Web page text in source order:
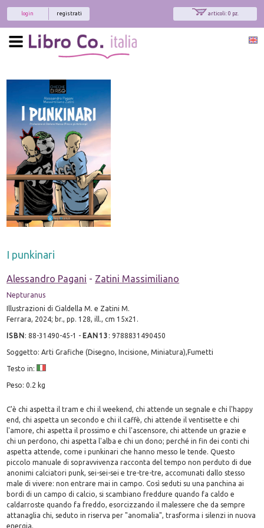
articoli: 0 pz.
registrati
login
I punkinari
Alessandro Pagani - Zatini Massimiliano
Nepturanus
Illustrazioni di Cialdella M. e Zatini M.
Ferrara, 2024; br., pp. 128, ill., cm 15x21.
ISBN:88-31490-45-1 - EAN13 :9788831490450
Soggetto: Arti Grafiche (Disegno, Incisione, Miniatura),Fumetti
Testo in:
Peso: 0.2 kg
C'è chi aspetta il tram e chi il weekend, chi attende un segnale e chi l'happy
end, chi aspetta un secondo e chi il caffè, chi attende il ventisette e chi
l'amore, chi aspetta il prossimo e chi l'ascensore, chi attende un grazie e
chi un perdono, chi aspetta l'alba e chi un dono; perché in fin dei conti chi
aspetta attende, come i punkinari che hanno messo le tende. Questo
piccolo manuale di sopravvivenza racconta del tempo non perduto di due
anonimi calciatori punk, sei-sei-sei e tre-tre-tre, accomunati dallo stesso
male di vivere: non entrare mai in campo. Così seduti su una panchina ai
bordi di un campo di calcio, si scambiano freddure quando fa caldo e
caldarroste quando fa freddo, esorcizzando il malessere che da sempre
attanaglia chi, seduto in riserva per "anomalia", trasforma i silenzi in nuova
energia.